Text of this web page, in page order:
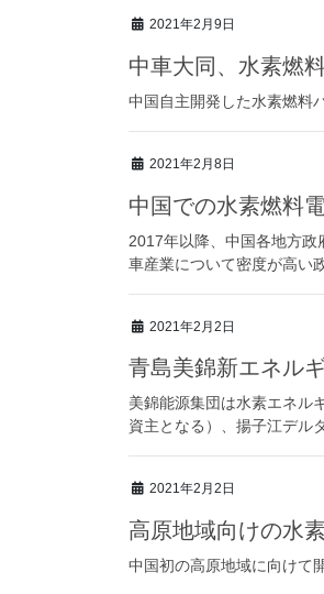
2021年2月9日
中車大同、水素燃
中国自主開発した水素燃料
2021年2月8日
中国での水素燃料
2017年以降、中国各地方
車産業について密度が高い
2021年2月2日
青島美錦新エネル
美錦能源集団は水素エネル
資主となる）、揚子江デル
2021年2月2日
高原地域向けの水
中国初の高原地域に向けて